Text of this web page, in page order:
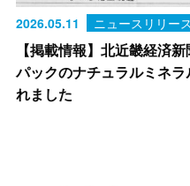
2026.05.11 ニュースリリース
【掲載情報】北近畿経済
パックのナチュラルミネ
れました